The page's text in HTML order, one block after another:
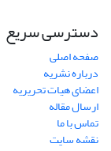
دسترسی سریع
صفحه اصلی
درباره نشریه
اعضای هیات تحریریه
ارسال مقاله
تماس با ما
نقشه سایت